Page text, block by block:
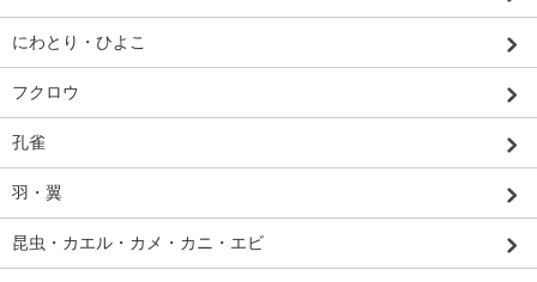
にわとり・ひよこ
フクロウ
孔雀
羽・翼
昆虫・カエル・カメ・カニ・エビ